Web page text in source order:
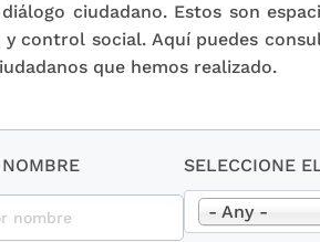
ciudadano. Estos son
y control social. Aquí puedes
que hemos realizado.
SELECCIONE
- Any -